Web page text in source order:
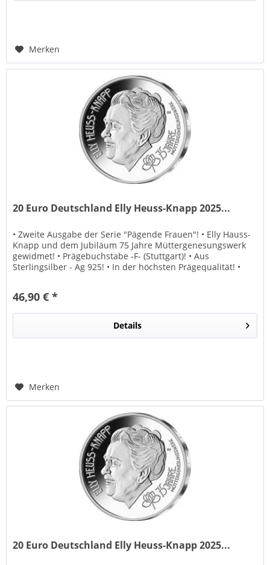
Merken
20 Euro Deutschland Elly Heuss-Knapp 2025...
• Zweite Ausgabe der Serie "Pägende Frauen"! • Elly Hauss-
Knapp und dem Jubiläum 75 Jahre Müttergenesungswerk
gewidmet! • Prägebuchstabe -F- (Stuttgart)! • Aus
Sterlingsilber - Ag 925! • In der höchsten Prägequalität! •
46,90 € *
Details
Merken
20 Euro Deutschland Elly Heuss-Knapp 2025...